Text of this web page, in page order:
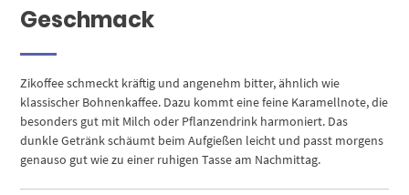
Geschmack
Zikoffee schmeckt kräftig und angenehm bitter, ähnlich wie
klassischer Bohnenkaffee. Dazu kommt eine feine Karamellnote, die
besonders gut mit Milch oder Pflanzendrink harmoniert. Das
dunkle Getränk schäumt beim Aufgießen leicht und passt morgens
genauso gut wie zu einer ruhigen Tasse am Nachmittag.